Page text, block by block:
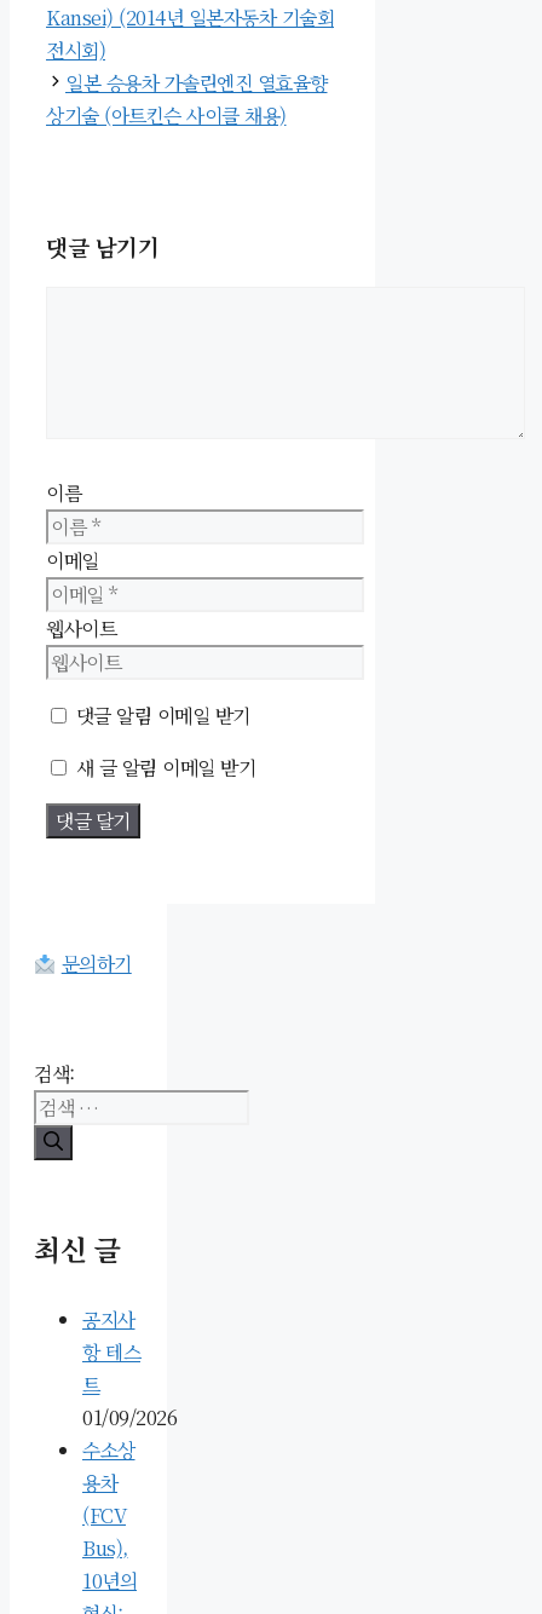
Kansei) (2014년 일본자동차 기술회
전시회)
일본 승용차 가솔린엔진 열효율향
상기술 (아트킨슨 사이클 채용)
댓글 남기기
이름
이메일
웹사이트
댓글 알림 이메일 받기
새 글 알림 이메일 받기
문의하기
검색:
최신 글
공지사
항 테스
트
01/09/2026
수소상
용차
(FCV
Bus),
10년의